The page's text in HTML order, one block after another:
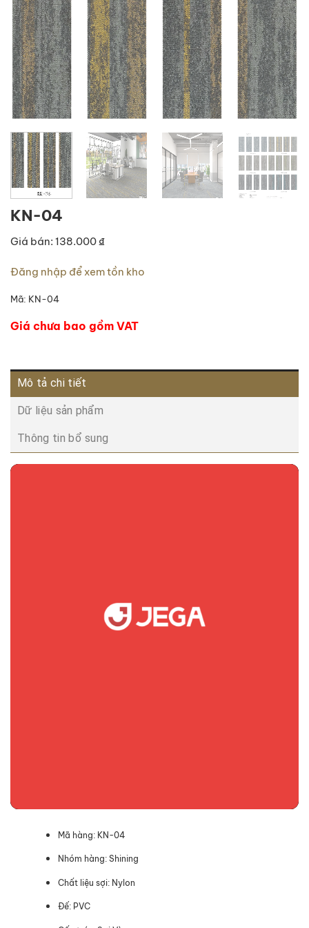
KN-04
Giá bán: 138.000 ₫
Đăng nhập để xem tồn kho
Mã: KN-04
Giá chưa bao gồm VAT
Mô tả chi tiết
Dữ liệu sản phẩm
Thông tin bổ sung
Mã hàng: KN-04
Nhóm hàng: Shining
Chất liệu sợi: Nylon
Đế: PVC